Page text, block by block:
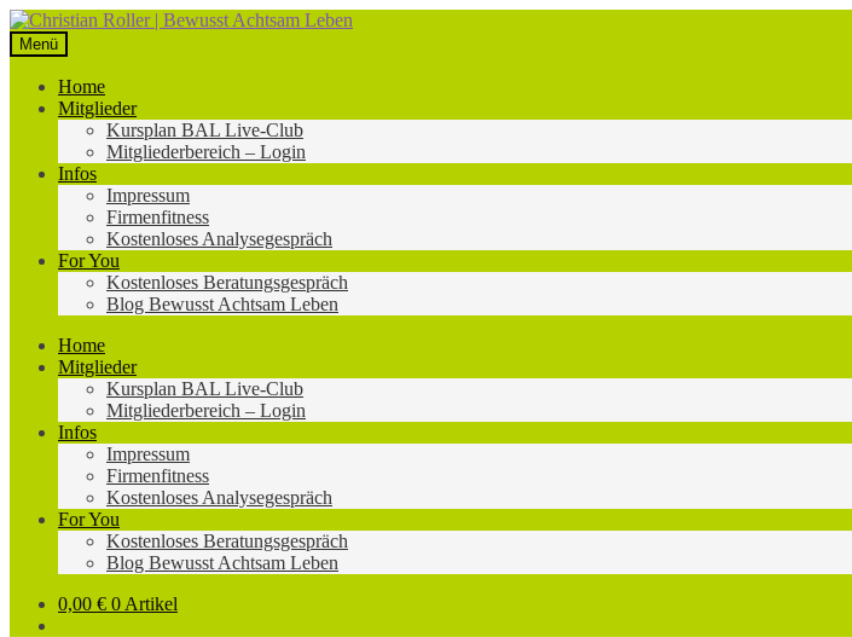
Zur
Navigation
springen
Zum
Inhalt
springen
Menü
Home
Mitglieder
Kursplan BAL Live-Club
Mitgliederbereich – Login
Infos
Impressum
Firmenfitness
Kostenloses Analysegespräch
For You
Kostenloses Beratungsgespräch
Blog Bewusst Achtsam Leben
Home
Mitglieder
Kursplan BAL Live-Club
Mitgliederbereich – Login
Infos
Impressum
Firmenfitness
Kostenloses Analysegespräch
For You
Kostenloses Beratungsgespräch
Blog Bewusst Achtsam Leben
0,00 € 0 Artikel